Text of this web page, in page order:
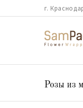
г.
Розы из